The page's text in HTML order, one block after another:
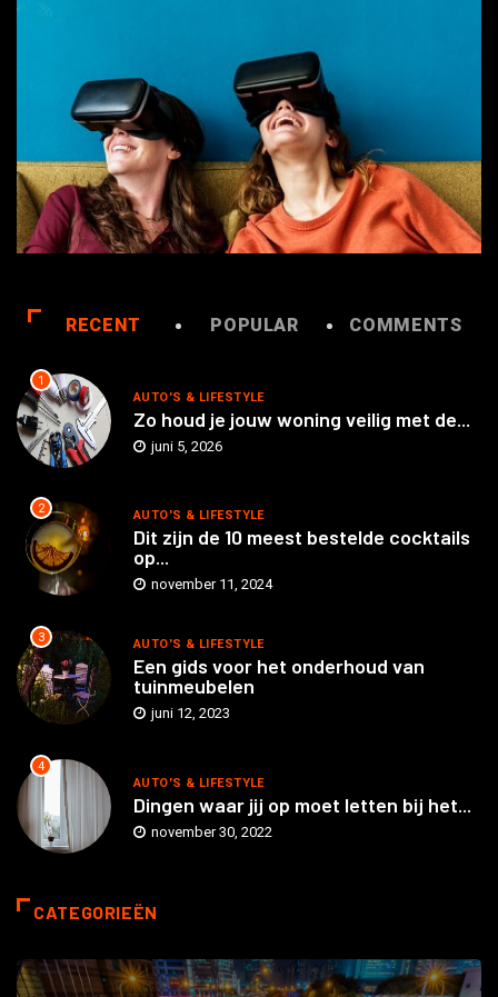
RECENT POPULAR COMMENTS
1
AUTO'S & LIFESTYLE
Zo houd je jouw woning veilig met de...
juni 5, 2026
2 AUTO'S & LIFESTYLE
Dit zijn de 10 meest bestelde cocktails
op...
november 11, 2024
3 AUTO'S & LIFESTYLE
Een gids voor het onderhoud van
tuinmeubelen
juni 12, 2023
4
AUTO'S & LIFESTYLE
Dingen waar jij op moet letten bij het...
november 30, 2022
CATEGORIEËN